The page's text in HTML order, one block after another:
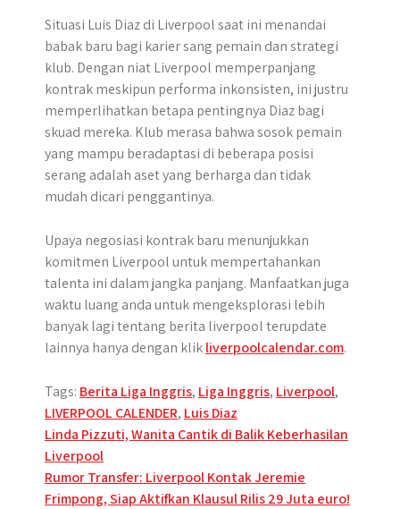
Situasi Luis Diaz di Liverpool saat ini menandai
babak baru bagi karier sang pemain dan strategi
klub. Dengan niat Liverpool memperpanjang
kontrak meskipun performa inkonsisten, ini justru
memperlihatkan betapa pentingnya Diaz bagi
skuad mereka. Klub merasa bahwa sosok pemain
yang mampu beradaptasi di beberapa posisi
serang adalah aset yang berharga dan tidak
mudah dicari penggantinya.
Upaya negosiasi kontrak baru menunjukkan
komitmen Liverpool untuk mempertahankan
talenta ini dalam jangka panjang. Manfaatkan juga
waktu luang anda untuk mengeksplorasi lebih
banyak lagi tentang berita liverpool terupdate
lainnya hanya dengan klikliverpoolcalendar.com.
Tags: Berita Liga Inggris, Liga Inggris, Liverpool,
LIVERPOOL CALENDER, Luis Diaz
Post
navigation
Linda Pizzuti, Wanita Cantik di Balik Keberhasilan
Liverpool
Rumor Transfer: Liverpool Kontak Jeremie
Frimpong, Siap Aktifkan Klausul Rilis 29 Juta euro!